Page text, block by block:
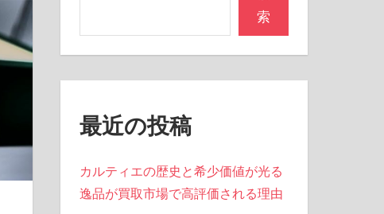
索
最近の投稿
カルティエの歴史と希少価値が光る
逸品が買取市場で高評価される理由